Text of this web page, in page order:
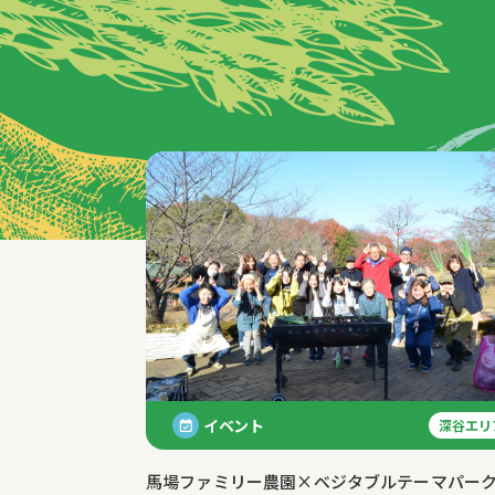
特集記事
イベント 深谷エリ
馬場ファミリー農園×べジタブルテーマパー